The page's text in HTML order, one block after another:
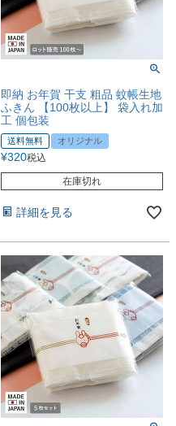
即納 お年賀 干支 粗品 蚊帳生地
ふきん 【100枚以上】 袋入れ加
工 個包装
送料無料 オリジナル
¥320税込
在庫切れ
詳細を見る